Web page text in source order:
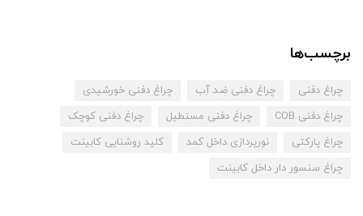
برچسب‌ها
چراغ دفنی چراغ دفنی ضد آب
چراغ دفنی خورشیدی
چراغ دفنی COB
چراغ دفنی مستطیل
چراغ دفنی کوچک
چراغ پارکتی
نورپردازی داخل کمد
کلید روشنایی کابینت
چراغ سنسور دار داخل کابینت